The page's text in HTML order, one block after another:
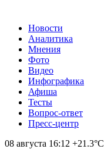
Новости
Аналитика
Мнения
Фото
Видео
Инфографика
Афиша
Тесты
Вопрос-ответ
Пресс-центр
08 августа 16:12 +21.3°С